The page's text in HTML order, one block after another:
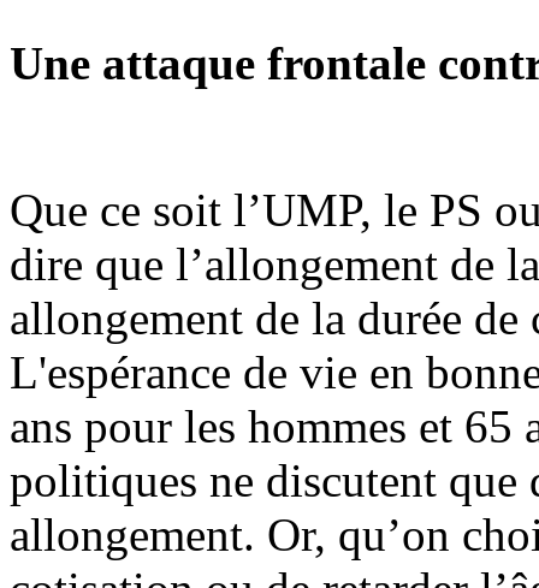
Une attaque frontale
Que ce soit l’UMP, le PS
dire que l’allongement de
allongement de la durée
L'espérance de vie en
ans pour les hommes et 65
politiques ne discutent que
allongement. Or, qu’on